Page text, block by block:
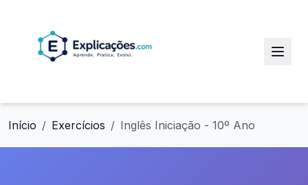
Início Exercícios Inglês Iniciação - 10º Ano